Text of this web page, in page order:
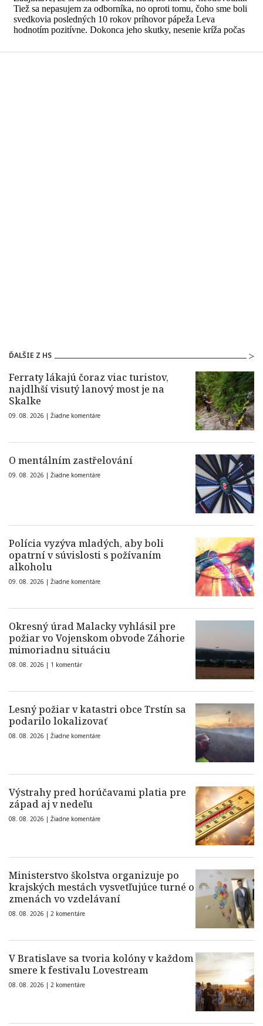
ĎALŠIE Z HS
Ferraty lákajú čoraz viac turistov,
najdlhší visutý lanový most je na
Skalke
09. 08. 2026 | Žiadne komentáre
O mentálním zastřelování
09. 08. 2026 | Žiadne komentáre
Polícia vyzýva mladých, aby boli
opatrní v súvislosti s požívaním
alkoholu
09. 08. 2026 | Žiadne komentáre
Okresný úrad Malacky vyhlásil pre
požiar vo Vojenskom obvode Záhorie
mimoriadnu situáciu
08. 08. 2026 | 1 komentár
Lesný požiar v katastri obce Trstín sa
podarilo lokalizovať
08. 08. 2026 | Žiadne komentáre
Výstrahy pred horúčavami platia pre
západ aj v nedeľu
08. 08. 2026 | Žiadne komentáre
Ministerstvo školstva organizuje po
krajských mestách vysvetľujúce turné o
zmenách vo vzdelávaní
08. 08. 2026 | 2 komentáre
V Bratislave sa tvoria kolóny v každom
smere k festivalu Lovestream
08. 08. 2026 | 2 komentáre